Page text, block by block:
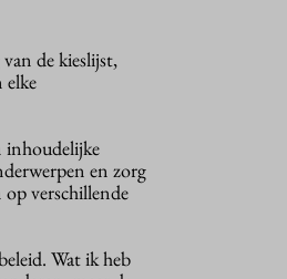
de kieslijst,
elke
inhoudelijke
en zorg
verschillende
Wat ik heb